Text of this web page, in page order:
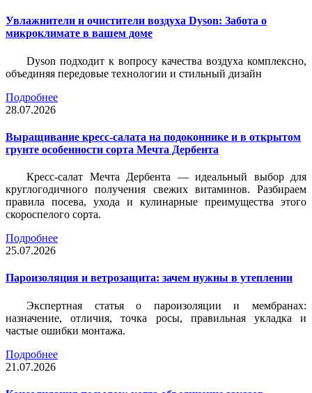
Увлажнители и очистители воздуха Dyson: Забота о
микроклимате в вашем доме
Dyson подходит к вопросу качества воздуха комплексно,
объединяя передовые технологии и стильный дизайн
Подробнее
28.07.2026
Выращивание кресс-салата на подоконнике и в открытом
грунте особенности сорта Мечта Дербента
Кресс-салат Мечта Дербента — идеальный выбор для
круглогодичного получения свежих витаминов. Разбираем
правила посева, ухода и кулинарные преимущества этого
скороспелого сорта.
Подробнее
25.07.2026
Пароизоляция и ветрозащита: зачем нужны в утеплении
Экспертная статья о пароизоляции и мембранах:
назначение, отличия, точка росы, правильная укладка и
частые ошибки монтажа.
Подробнее
21.07.2026